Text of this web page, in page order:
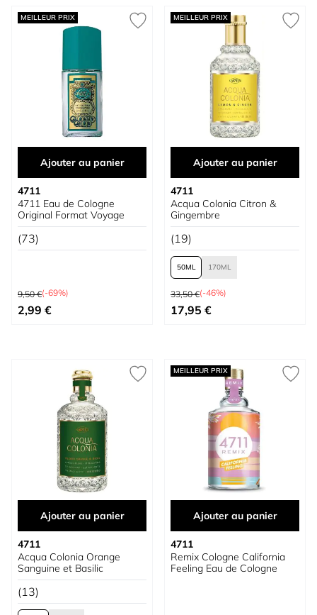
MEILLEUR PRIX
Ajouter au panier
4711
4711 Eau de Cologne
Original Format Voyage
(73)
Prix normal
9,50 €(-69%)
Prix spécial
2,99 €
MEILLEUR PRIX
Ajouter au panier
4711
Acqua Colonia Citron &
Gingembre
(19)
50 170
Prix normal
33,50 €(-46%)
À partir de
17,95 €
Ajouter au panier
4711
Acqua Colonia Orange
Sanguine et Basilic
(13)
MEILLEUR PRIX
Ajouter au panier
4711
Remix Cologne California
Feeling Eau de Cologne